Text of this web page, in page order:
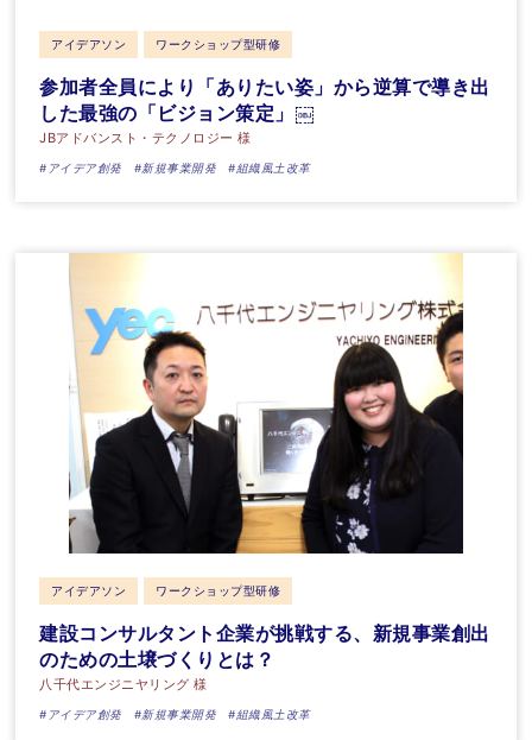
アイデアソン ワークショップ型研修
参加者全員により「ありたい姿」から逆算で導き出
した最強の「ビジョン策定」￼
JBアドバンスト・テクノロジー 様
#アイデア創発 #新規事業開発 #組織風土改革
アイデアソン ワークショップ型研修
建設コンサルタント企業が挑戦する、新規事業創出
のための土壌づくりとは？
八千代エンジニヤリング 様
#アイデア創発 #新規事業開発 #組織風土改革